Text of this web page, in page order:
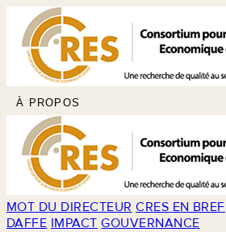
À PROPOS
MOT DU DIRECTEUR CRES EN BREF
DAFFE IMPACT GOUVERNANCE